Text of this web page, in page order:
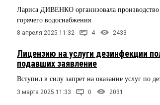
Лариса ДИВЕНКО организовала производство
горячего водоснабжения
8 апреля 2025 11:32 4 2433
Лицензию на услуги дезинфекции
подавших заявление
Вступил в силу запрет на оказание услуг по
3 марта 2025 11:33 0 2031